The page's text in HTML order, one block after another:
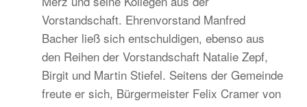
Vorstandschaft. Ehrenvorstand Manfred
Bacher ließ sich entschuldigen, ebenso aus
den Reihen der Vorstandschaft Natalie Zepf,
Birgit und Martin Stiefel. Seitens der Gemeinde
freute er sich, Bürgermeister Felix Cramer von